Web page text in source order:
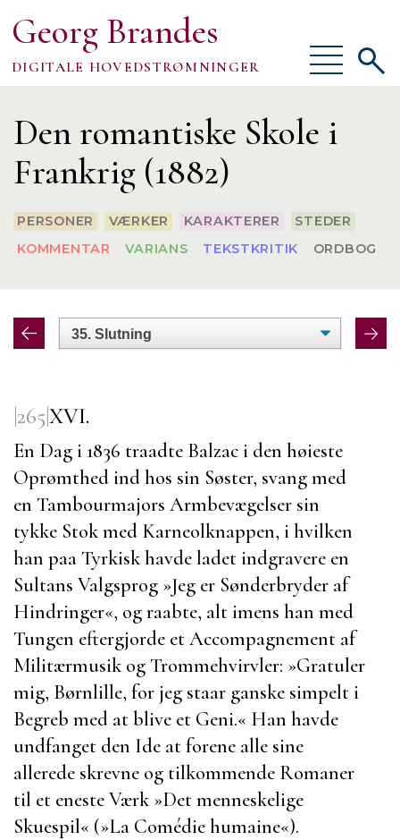
Georg Brandes
DIGITALE HOVEDSTRØMNINGER
Vis/skjul
menu
TEKSTER
VÆRKTØJER
Vis/
Den romantiske Skole i
Frankrig (1882)
PERSONER VÆRKER KARAKTERER
STEDER
KOMMENTAR
VARIANS TEKSTKRITIK ORDBOG
|265|XVI.
En Dag i 1836 traadte Balzaci den høieste
Oprømthed ind hos sin Søster, svang med
en Tambourmajors Armbevægelser sin
tykke Stok med Karneolknappen, i hvilken
han paa Tyrkisk havde ladet indgravere en
Sultans Valgsprog »Jeg er Sønderbryder af
Hindringer«, og raabte, alt imens han med
Tungen eftergjorde et Accompagnement af
Militærmusik og Trommehvirvler: »Gratuler
mig, Børnlille, for jeg staar ganske simpelt i
Begreb med at blive et Geni.« Han havde
undfanget den Ide at forene alle sine
allerede skrevne og tilkommende Romaner
til et eneste Værk»Det menneskelige
Skuespil« (»La Comédie humaine«).